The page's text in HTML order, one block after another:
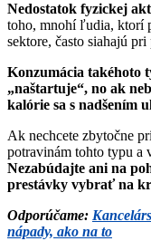
Nedostatok fyzickej
toho, mnohí ľudia, ktorí
sektore, často siahajú
Konzumácia takéhoto
„naštartuje“, no ak
kalórie sa s nadšením
Ak nechcete zbytočne
potravinám tohto typu a
Nezabúdajte ani na
prestávky vybrať na
Odporúčame:
nápady, ako na to